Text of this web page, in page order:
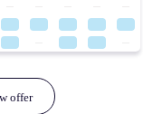
offer